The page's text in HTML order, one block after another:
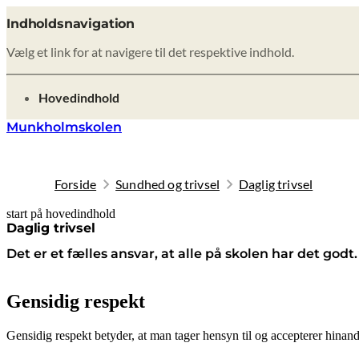
Indholdsnavigation
Vælg et link for at navigere til det respektive indhold.
gå til
Hovedindhold
Munkholmskolen
Forside Sundhed og trivsel Daglig trivsel
start på hovedindhold
Daglig trivsel
Det er et fælles ansvar, at alle på skolen har det godt.
senest opdateret 19. februar 2026
Gensidig respekt
Gensidig respekt betyder, at man tager hensyn til og accepterer